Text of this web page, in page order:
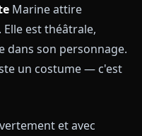
Marine attire
est théâtrale,
dans son personnage.
un costume — c'est
et avec